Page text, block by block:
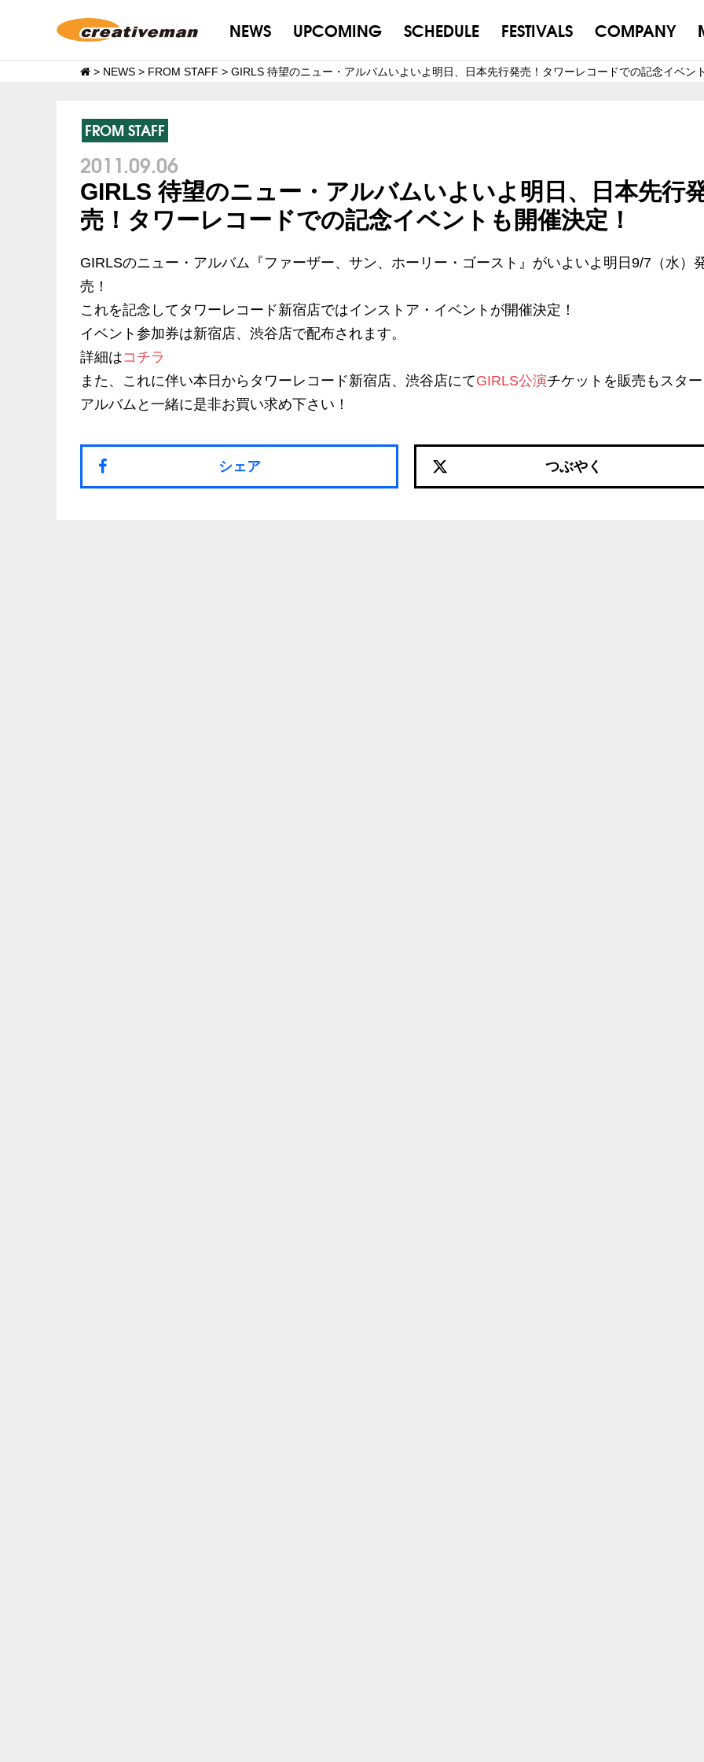
NEWS UPCOMING SCHEDULE FESTIVALS COMPANY
> NEWS > FROM STAFF > GIRLS 待望のニュー・アルバムいよいよ明日、日本先行発売！タワーレコードでの記念イベン
FROM STAFF
2011.09.06
GIRLS 待望のニュー・アルバムいよいよ明日、日本先行
売！タワーレコードでの記念イベントも開催決定！
GIRLSのニュー・アルバム『ファーザー、サン、ホーリー・ゴースト』がいよいよ明日9/7（水）
売！
これを記念してタワーレコード新宿店ではインストア・イベントが開催決定！
イベント参加券は新宿店、渋谷店で配布されます。
詳細はコチラ
また、これに伴い本日からタワーレコード新宿店、渋谷店にてGIRLS公演チケットを販売もスタ
アルバムと一緒に是非お買い求め下さい！
シェア つぶやく